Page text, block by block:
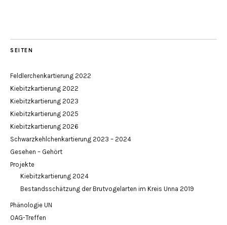
SEITEN
Feldlerchenkartierung 2022
Kiebitzkartierung 2022
Kiebitzkartierung 2023
Kiebitzkartierung 2025
Kiebitzkartierung 2026
Schwarzkehlchenkartierung 2023 – 2024
Gesehen – Gehört
Projekte
Kiebitzkartierung 2024
Bestandsschätzung der Brutvogelarten im Kreis Unna 2019
Phänologie UN
OAG-Treffen